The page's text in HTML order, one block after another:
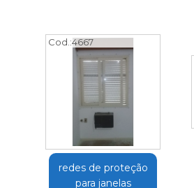
Cod.:4667
redes de proteção
para janelas